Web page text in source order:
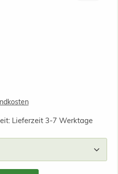
Lieferzeit 3-7 Werktage